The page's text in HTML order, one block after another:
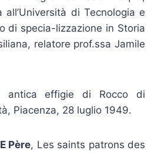
di Tecnologia e
di specia-lizzazione in Storia
relatore prof.ssa Jamile
effigie di Rocco di
Piacenza, 28 luglio 1949.
Père, Les saints patrons des